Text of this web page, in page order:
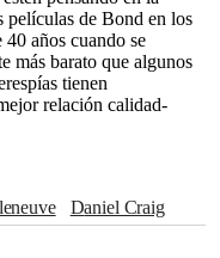
películas de Bond en los
años cuando se
más barato que algunos
tienen
relación calidad-
Daniel Craig